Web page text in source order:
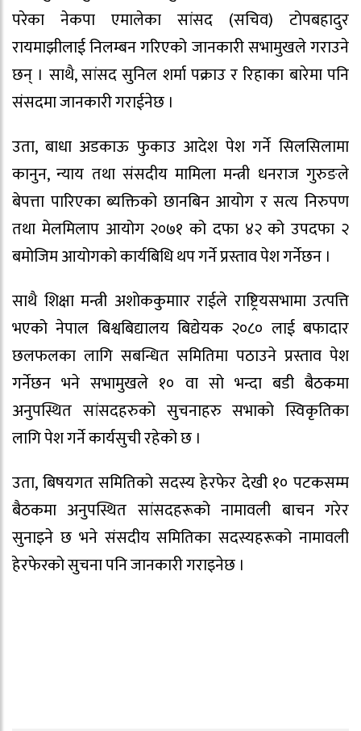
परेका नेकपा एमालेका सांसद (सचिव) टोपबहादुर
रायमाझीलाई निलम्बन गरिएको जानकारी सभामुखले गराउने
छन् । साथै, सांसद सुनिल शर्मा पक्राउ र रिहाका बारेमा पनि
संसदमा जानकारी गराईनेछ ।
उता, बाधा अडकाऊ फुकाउ आदेश पेश गर्ने सिलसिलामा
कानुन, न्याय तथा संसदीय मामिला मन्त्री धनराज गुरुङले
बेपत्ता पारिएका ब्यक्तिको छानबिन आयोग र सत्य निरुपण
तथा मेलमिलाप आयोग २०७१ को दफा ४२ को उपदफा २
बमोजिम आयोगको कार्यबिधि थप गर्ने प्रस्ताव पेश गर्नेछन ।
साथै शिक्षा मन्त्री अशोककुमाार राईले राष्ट्रियसभामा उत्पत्ति
भएको नेपाल बिश्वबिद्यालय बिद्येयक २०८० लाई बफादार
छलफलका लागि सबन्धित समितिमा पठाउने प्रस्ताव पेश
गर्नेछन भने सभामुखले १० वा सो भन्दा बडी बैठकमा
अनुपस्थित सांसदहरुको सुचनाहरु सभाको स्विकृतिका
लागि पेश गर्ने कार्यसुची रहेको छ ।
उता, बिषयगत समितिको सदस्य हेरफेर देखी १० पटकसम्म
बैठकमा अनुपस्थित सांसदहरूको नामावली बाचन गरेर
सुनाइने छ भने संसदीय समितिका सदस्यहरूको नामावली
हेरफेरको सुचना पनि जानकारी गराइनेछ ।